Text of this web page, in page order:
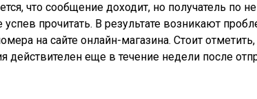
что сообщение доходит, но получатель по
успев прочитать. В результате возникают
на сайте онлайн-магазина. Стоит
действителен еще в течение недели после